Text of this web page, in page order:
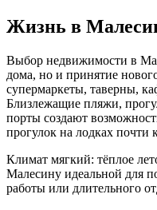
Жизнь в
Выбор недвижимости в
дома, но и принятие
супермаркеты, таверны,
Близлежащие пляжи,
порты создают
прогулок на лодках почти
Климат мягкий: тёплое
Малеcину идеальной для
работы или длительного